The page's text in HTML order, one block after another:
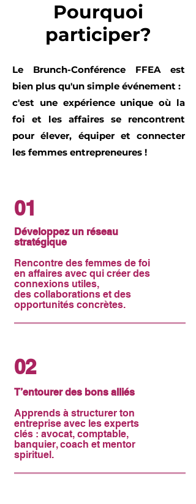
Pourquoi
participer?
Le Brunch-Conférence FFEA est
bien plus qu'un simple événement :
c'est une expérience unique où la
foi et les affaires se rencontrent
pour élever, équiper et connecter
les femmes entrepreneures !
01
Développez un réseau
stratégique
Rencontre des femmes de foi
en affaires avec qui créer des
connexions utiles,
des collaborations et des
opportunités concrètes.
02
T’entourer des bons alliés
Apprends à structurer ton
entreprise avec les experts
clés : avocat, comptable,
banquier, coach et mentor
spirituel.